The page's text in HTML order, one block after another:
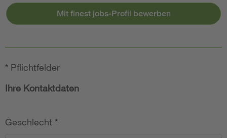
Mit finest jobs-Profil bewerben
* Pflichtfelder
Ihre Kontaktdaten
Geschlecht *